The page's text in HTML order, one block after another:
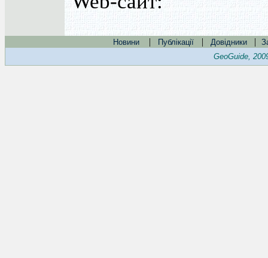
Новини | Публікації | Довідники |
GeoGuide,